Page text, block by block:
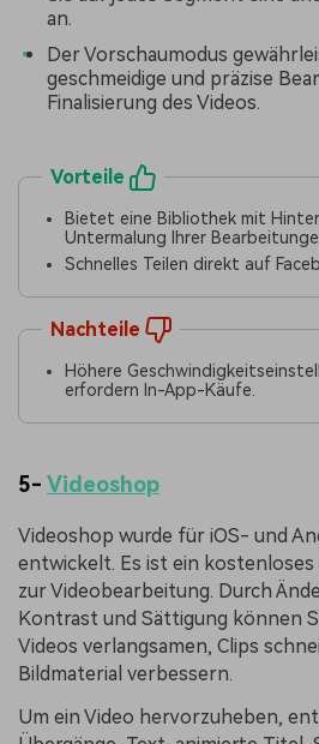
an.
Der Vorschaumodus
geschmeidige und präzise
Finalisierung des Videos.
Vorteile
Bietet eine Bibliothek mit
Untermalung Ihrer
Schnelles Teilen direkt auf
Nachteile
Höhere
erfordern In-App-Käufe.
5- Videoshop
Videoshop wurde für iOS- und
entwickelt. Es ist ein kostenloses
zur Videobearbeitung. Durch
Kontrast und Sättigung können
Videos verlangsamen, Clips
Bildmaterial verbessern.
Um ein Video hervorzuheben,